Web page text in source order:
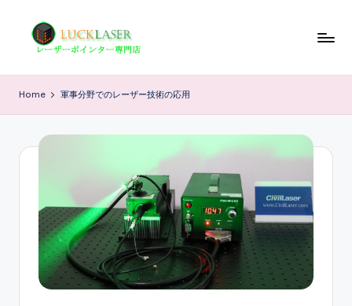
ー
ザ
ー
学
技
術
ザ
Home 軍事分野でのレーザー技術の応用